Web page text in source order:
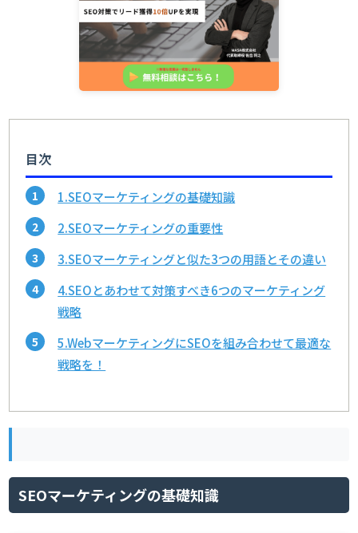
目次
1.SEOマーケティングの基礎知識
2.SEOマーケティングの重要性
3.SEOマーケティングと似た3つの用語とその違い
4.SEOとあわせて対策すべき6つのマーケティング
戦略
5.WebマーケティングにSEOを組み合わせて最適な
戦略を！
SEOマーケティングの基礎知識